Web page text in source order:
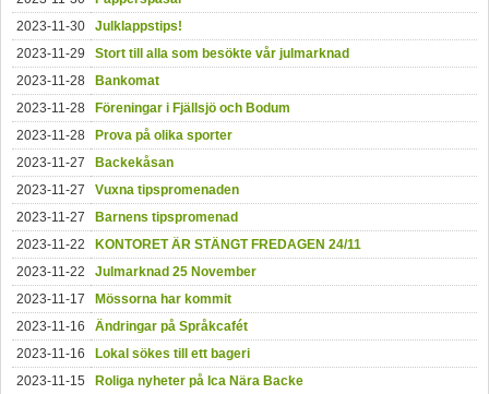
2023-11-30
Julklappstips!
2023-11-29
Stort till alla som besökte vår julmarknad
2023-11-28
Bankomat
2023-11-28
Föreningar i Fjällsjö och Bodum
2023-11-28
Prova på olika sporter
2023-11-27
Backekåsan
2023-11-27
Vuxna tipspromenaden
2023-11-27
Barnens tipspromenad
2023-11-22
KONTORET ÄR STÄNGT FREDAGEN 24/11
2023-11-22
Julmarknad 25 November
2023-11-17
Mössorna har kommit
2023-11-16
Ändringar på Språkcafét
2023-11-16
Lokal sökes till ett bageri
2023-11-15
Roliga nyheter på Ica Nära Backe